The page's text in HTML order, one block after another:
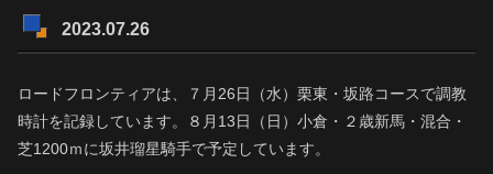
2023.07.26
ロードフロンティアは、７月26日（水）栗東・坂路コースで調教
時計を記録しています。８月13日（日）小倉・２歳新馬・混合・
芝1200ｍに坂井瑠星騎手で予定しています。